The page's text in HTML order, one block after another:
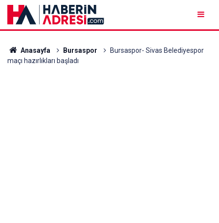
Anasayfa Bursaspor
Bursaspor- Sivas Belediyespor
maçı hazırlıkları başladı